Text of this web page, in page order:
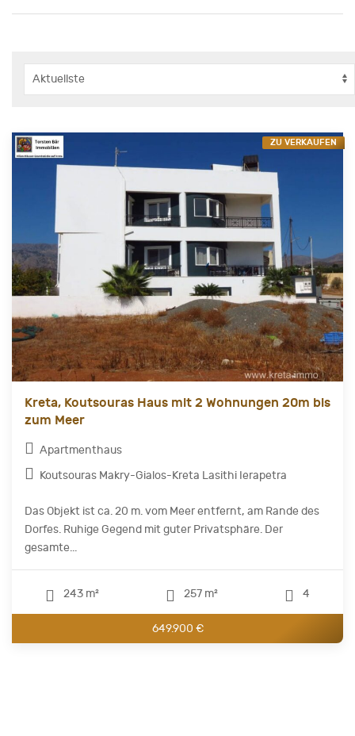
Kreta, Koutsouras Haus mit 2 Wohnungen 20m bis
zum Meer
Apartmenthaus
Koutsouras Makry-Gialos-Kreta Lasithi Ierapetra
Das Objekt ist ca. 20 m. vom Meer entfernt, am Rande des
Dorfes. Ruhige Gegend mit guter Privatsphäre. Der
gesamte...
243 m² 257 m² 4
649.900 €
ZU VERKAUFEN